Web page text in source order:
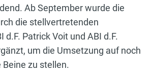
Ab September wurde die
die stellvertretenden
d.F. Patrick Voit und ABI d.F.
um die Umsetzung auf noch
zu stellen.